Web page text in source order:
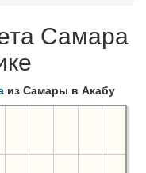
Самара
из Самары в Акабу